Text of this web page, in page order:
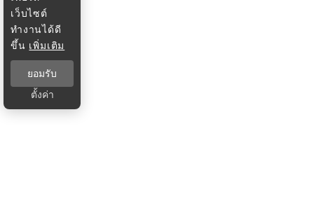
เว็บไซต์
ทำงานได้ดี
ขึ้น เพิ่มเติม
ยอมรับ
ตั้งค่า